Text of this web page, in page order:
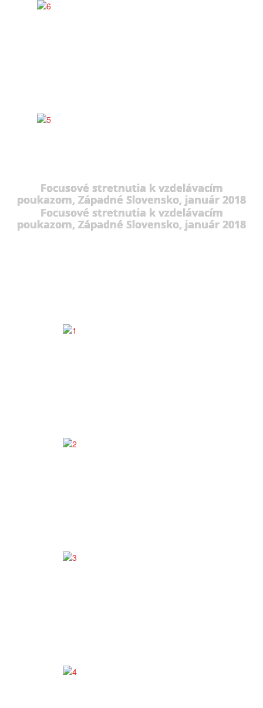
Focusové stretnutia k vzdelávacím
poukazom, Západné Slovensko, január 2018
Focusové stretnutia k vzdelávacím
poukazom, Západné Slovensko, január 2018